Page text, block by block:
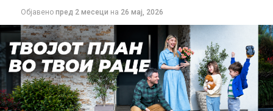
Објавено пред 2 месеци на 26 мај, 2026